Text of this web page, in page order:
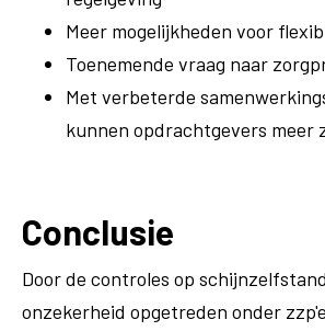
Meer mogelijkheden voor
Toenemende vraag naar
Met verbeterde
kunnen opdrachtgevers meer
Conclusie
Door de controles op
onzekerheid opgetreden onder